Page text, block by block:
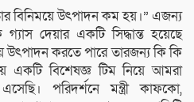
বিনিময়ে উৎপাদন কম হয়।” এজন্য
দেয়ার একটি সিদ্ধান্ত হয়েছে
উৎপাদন করতে পারে তারজন্য কি কি
একটি বিশেষজ্ঞ টিম নিয়ে আমরা
পরিদর্শনে মন্ত্রী কাফকো,